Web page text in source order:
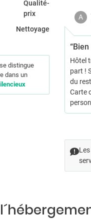
Qualité-
prix
Nettoyage
distingue
dans un
A
Hôtel
part !
du
Carte